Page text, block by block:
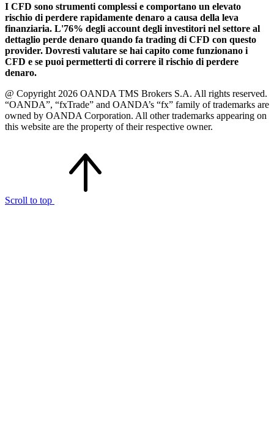
I CFD sono strumenti complessi e comportano un elevato
rischio di perdere rapidamente denaro a causa della leva
finanziaria. L'76% degli account degli investitori nel settore al
dettaglio perde denaro quando fa trading di CFD con questo
provider. Dovresti valutare se hai capito come funzionano i
CFD e se puoi permetterti di correre il rischio di perdere
denaro.
@ Copyright 2026 OANDA TMS Brokers S.A. All rights reserved.
“OANDA”, “fxTrade” and OANDA’s “fx” family of trademarks are
owned by OANDA Corporation. All other trademarks appearing on
this website are the property of their respective owner.
Scroll to top